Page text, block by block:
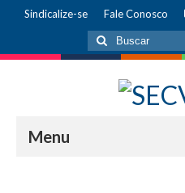
Sindicalize-se
Fale Conosco
Buscar
por:
Menu